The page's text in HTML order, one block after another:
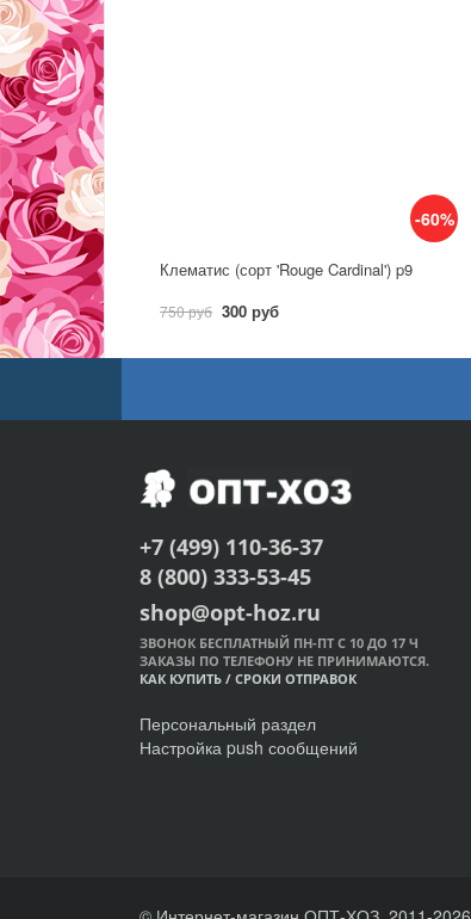
-60%
Клематис (сорт 'Rouge Cardinal') p9
750 руб 300 руб
+7 (499) 110-36-37
8 (800) 333-53-45
shop@opt-hoz.ru
ЗВОНОК БЕСПЛАТНЫЙ ПН-ПТ С 10 ДО 17 Ч
ЗАКАЗЫ ПО ТЕЛЕФОНУ НЕ ПРИНИМАЮТСЯ.
КАК КУПИТЬ / СРОКИ ОТПРАВОК
Персональный раздел
Настройка push сообщений